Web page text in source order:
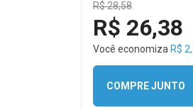
R$ 28,58
R$ 26,38
Você economiza R$
COMPRE JUNTO